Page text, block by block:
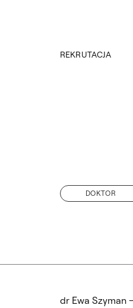
REKRUTACJA
DOKTOR
dr Ewa Szyman